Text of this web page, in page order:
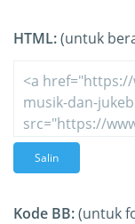
HTML:(untuk
Salin
Kode BB:(untuk